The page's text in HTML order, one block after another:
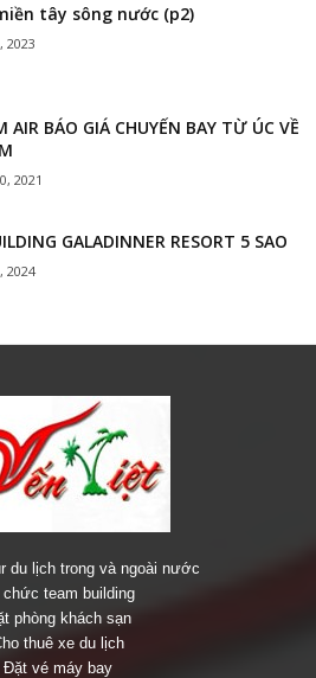
tây sông nước (p2)
2023
AIR BÁO GIÁ CHUYẾN BAY TỪ ÚC VỀ
2021
GALADINNER RESORT 5 SAO
2024
du lịch trong và ngoài nước
chức team building
phòng khách sạn
thuê xe du lịch
Đặt vé máy bay